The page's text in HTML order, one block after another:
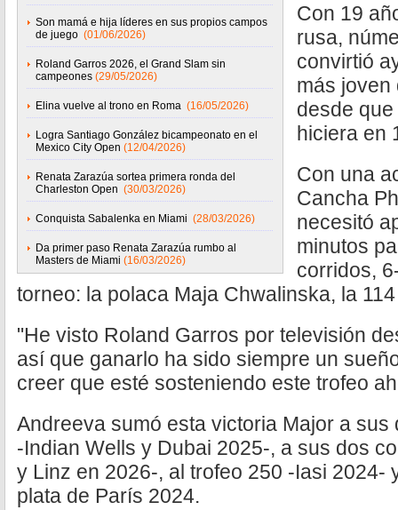
Son mamá e hija líderes en sus propios campos
de juego (01/06/2026)
Roland Garros 2026, el Grand Slam sin
campeones (29/05/2026)
Elina vuelve al trono en Roma (16/05/2026)
Logra Santiago González bicampeonato en el
Mexico City Open (12/04/2026)
Renata Zarazúa sortea primera ronda del
Charleston Open (30/03/2026)
Conquista Sabalenka en Miami (28/03/2026)
Da primer paso Renata Zarazúa rumbo al
Masters de Miami (16/03/2026)
Con 19
rusa,
convirtió
más joven
desde
hiciera en
Con una
Cancha
necesitó
minutos
corridos,
torneo: la polaca Maja Chwalinska, la
"He visto Roland Garros por televisión
así que ganarlo ha sido siempre un
creer que esté sosteniendo este trofeo
Andreeva sumó esta victoria Major a
-Indian Wells y Dubai 2025-, a sus dos
y Linz en 2026-, al trofeo 250 -Iasi 2024-
plata de París 2024.